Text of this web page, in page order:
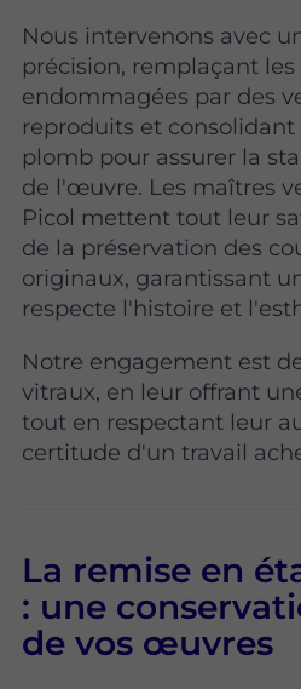
Nous intervenons avec
précision, remplaçant les
endommagées par des
reproduits et
plomb pour assurer la
de l'œuvre. Les maîtres
Picol mettent tout leur
de la préservation des
originaux, garantissant
respecte l'histoire et
Notre engagement est
vitraux, en leur offrant
tout en respectant leur
certitude d'un travail
La remise en
: une
de vos œuvres